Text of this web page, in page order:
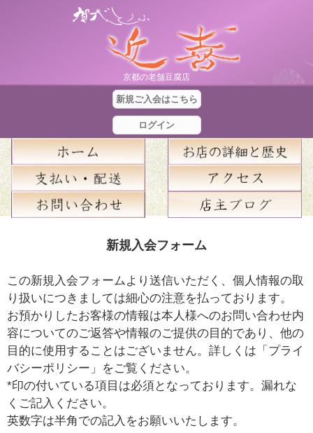
京都の老舗豆腐店
新規ご入会はこちら
ログイン
新規入会フォーム
この新規入会フォームより送信いただく、個人情報の取
り扱いにつきましては細心の注意を払っております。
お預かりしたお客様の情報は本人様へのお問い合わせ内
容についてのご返答や情報のご提供の目的であり、他の
目的に使用することはございません。詳しくは「プライ
バシーポリシー」をご覧ください。
*印の付いている項目は必須となっております。漏れな
くご記入ください。
英数字は半角での記入をお願いいたします。
額
：
￥
0
現
在
の
商
品